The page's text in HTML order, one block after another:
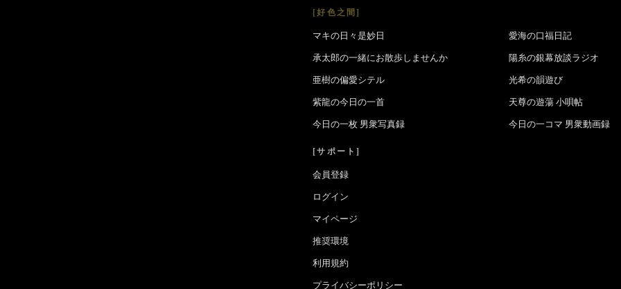
[好色之間]
マキの日々是妙日
愛海の口福日記
承太郎の一緒にお散歩しませんか
陽糸の銀幕放談ラジオ
亜樹の偏愛シテル
光希の韻遊び
紫龍の今日の一首
天尊の遊蕩 小唄帖
今日の一枚 男衆写真録
今日の一コマ 男衆動画録
[サポート]
会員登録
ログイン
マイページ
推奨環境
利用規約
プライバシーポリシー